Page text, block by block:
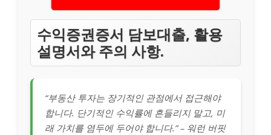
수익증권증서 담보대출, 활용
설명서와 주의 사항.
“부동산 투자는 장기적인 관점에서 접근해야
합니다. 단기적인 수익률에 흔들리지 말고, 미
래 가치를 염두에 두어야 합니다.” – 워런 버핏